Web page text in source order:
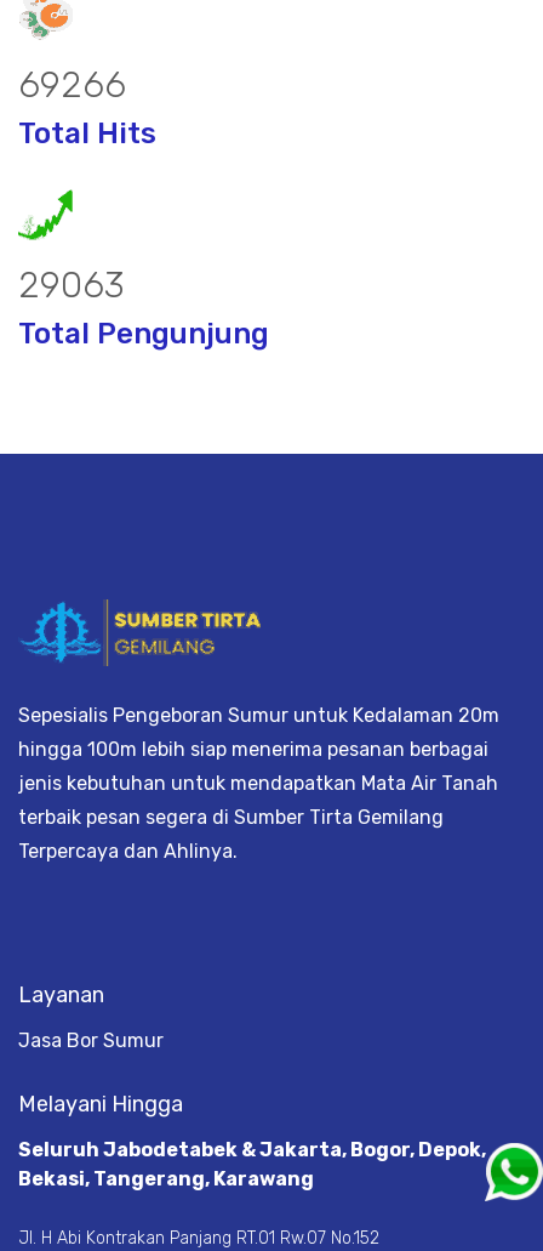
91652
Total Hits
38944
Total Pengunjung
Sepesialis Pengeboran Sumur untuk Kedalaman 20m
hingga 100m lebih siap menerima pesanan berbagai
jenis kebutuhan untuk mendapatkan Mata Air Tanah
terbaik pesan segera di Sumber Tirta Gemilang
Terpercaya dan Ahlinya.
Layanan
Jasa Bor Sumur
Melayani Hingga
Seluruh Jabodetabek & Jakarta, Bogor, Depok,
Bekasi, Tangerang, Karawang
Jl. H Abi Kontrakan Panjang RT.01 Rw.07 No.152